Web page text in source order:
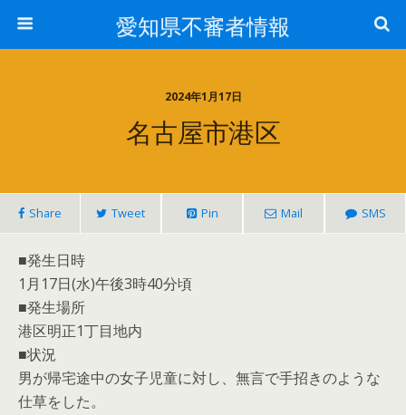
愛知県不審者情報
2024年1月17日
名古屋市港区
Share Tweet Pin Mail SMS
■発生日時
1月17日(水)午後3時40分頃
■発生場所
港区明正1丁目地内
■状況
男が帰宅途中の女子児童に対し、無言で手招きのような
仕草をした。